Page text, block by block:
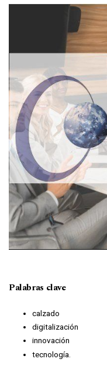
Imagen de portada
Palabras clave
calzado
digitalización
innovación
tecnología.